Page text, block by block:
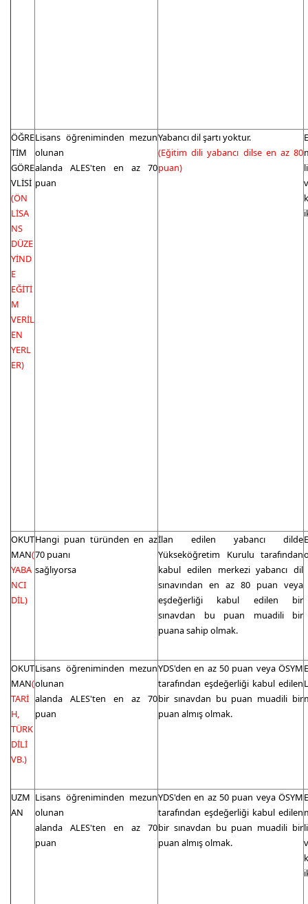
ÖĞRE
TİM
GÖRE
VLİSİ
(ÖN
LİSA
NS
DÜZE
YİND
E
EĞİTİ
M
VERİL
EN
YERL
ER)
Lisans öğreniminden mezun
olunan
alanda ALES'ten en az 70
puan
Yabancı dil şartı yoktur.
(Eğitim dili yabancı dilse en az 80
puan)
OKUT
MAN(
YABA
NCI
DİL)
Hangi puan türünden en az
70 puanı
sağlıyorsa
İlan edilen yabancı dilde
Yükseköğretim Kurulu tarafından
kabul edilen merkezi yabancı dil
sınavından en az 80 puan veya
eşdeğerliği kabul edilen bir
sınavdan bu puan muadili bir
puana sahip olmak.
OKUT
MAN(
TARİ
H,
TÜRK
DİLİ
VB.)
Lisans öğreniminden mezun
olunan
alanda ALES'ten en az 70
puan
YDS'den en az 50 puan veya ÖSYM
tarafından eşdeğerliği kabul edilen
bir sınavdan bu puan muadili bir
puan almış olmak.
UZM
AN
Lisans öğreniminden mezun
olunan
alanda ALES'ten en az 70
puan
YDS'den en az 50 puan veya ÖSYM
tarafından eşdeğerliği kabul edilen
bir sınavdan bu puan muadili bir
puan almış olmak.